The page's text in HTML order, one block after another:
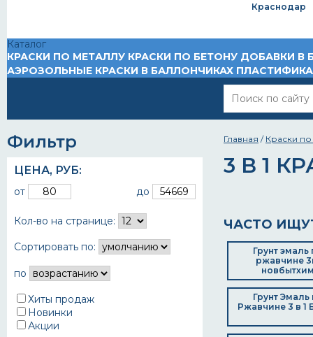
Краснодар
Каталог
КРАСКИ ПО МЕТАЛЛУ КРАСКИ ПО БЕТОНУ ДОБАВКИ В
АЭРОЗОЛЬНЫЕ КРАСКИ В БАЛЛОНЧИКАХ
Фильтр
ЦЕНА, РУБ:
от до
Кол-во на странице:
Сортировать по:
по
Хиты продаж
Новинки
Акции
Главная / Краски
3 В 1
ЧАСТО
Грунт эмаль
ржавчине
Грунт Эмаль
Ржавчине 3 в 1